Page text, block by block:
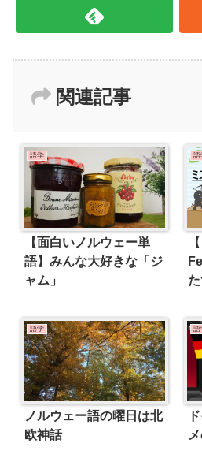
関連記事
語学
【面白いノルウェー単
語】みんな大好きな「ジ
ャム」
語
語学
ノルウェー語の曜日は北
欧神話
語